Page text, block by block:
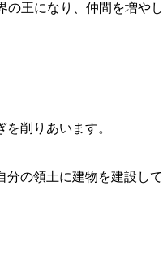
の王になり、仲間を増や
削りあいます。
の領土に建物を建設し